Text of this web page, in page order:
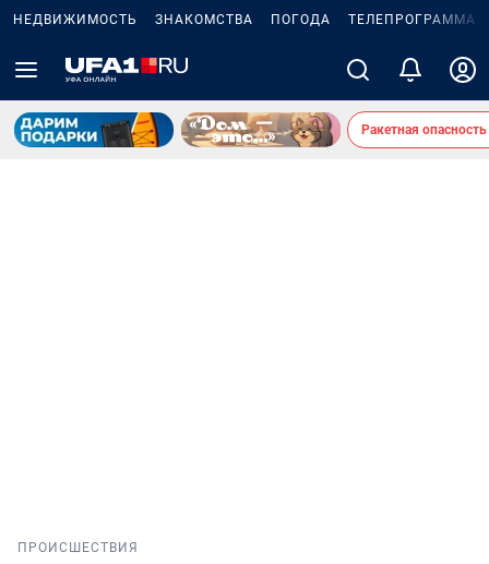
НЕДВИЖИМОСТЬ ЗНАКОМСТВА ПОГОДА ТЕЛЕПРОГРАММА
Ракетная
ПРОИСШЕСТВИЯ